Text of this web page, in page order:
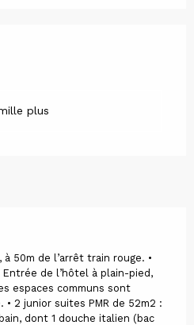
plus
50m de l’arrêt train rouge. •
de l’hôtel à plain-pied,
espaces communs sont
2 junior suites PMR de 52m2 :
dont 1 douche italien (bac